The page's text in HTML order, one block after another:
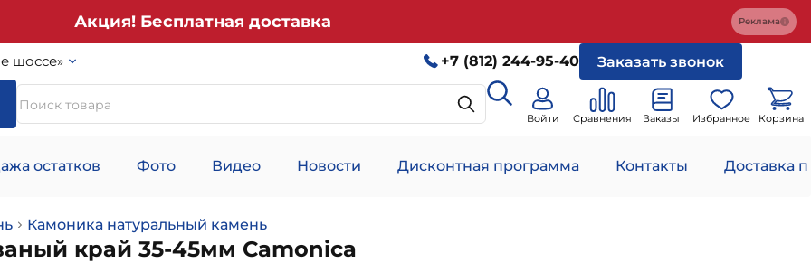
Акция! Бесплатная доставка Реклама
шоссе» +7 (812) 244-95-40 Заказать звонок
Войти Сравнения Заказы Избранное Корзина
остатков Фото Видео Новости Дисконтная программа Контакты Доставка
Камоника натуральный камень
край 35-45мм Camonica